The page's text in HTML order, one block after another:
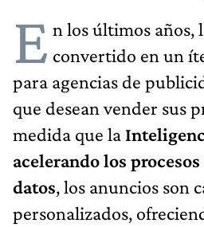
E n los últimos años,
convertido en un
para agencias de
que desean vender sus
medida que la
acelerando los
datos, los anuncios son
personalizados,